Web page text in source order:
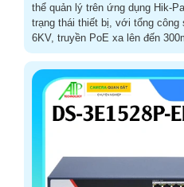
thể quản lý trên ứng dụng Hik-
trạng thái thiết bị, với tổng công
6KV, truyền PoE xa lên đến